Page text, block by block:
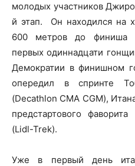
молодых участников
й этап. Он находился на
600 метров до финиша
первых одиннадцати
Демократии в финишном
опередил в спринте
(Decathlon CMA CGM),
предстартового
(Lidl-Trek).
Уже в первый день